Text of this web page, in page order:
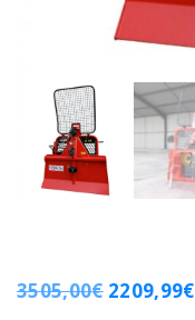
3505,00€ 2209,99€